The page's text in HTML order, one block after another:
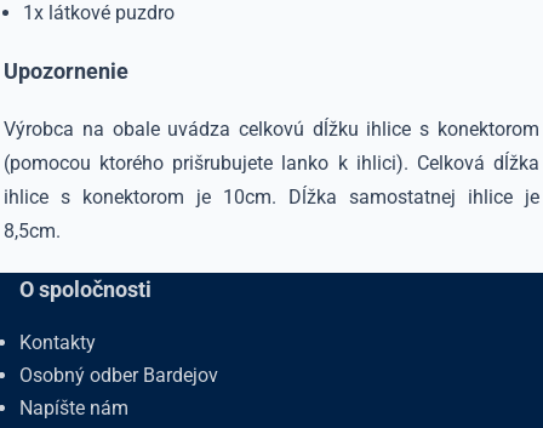
1x látkové puzdro
Upozornenie
Výrobca na obale uvádza celkovú dĺžku ihlice s konektorom
(pomocou ktorého prišrubujete lanko k ihlici). Celková dĺžka
ihlice s konektorom je 10cm. Dĺžka samostatnej ihlice je
8,5cm.
O spoločnosti
Kontakty
Osobný odber Bardejov
Napíšte nám